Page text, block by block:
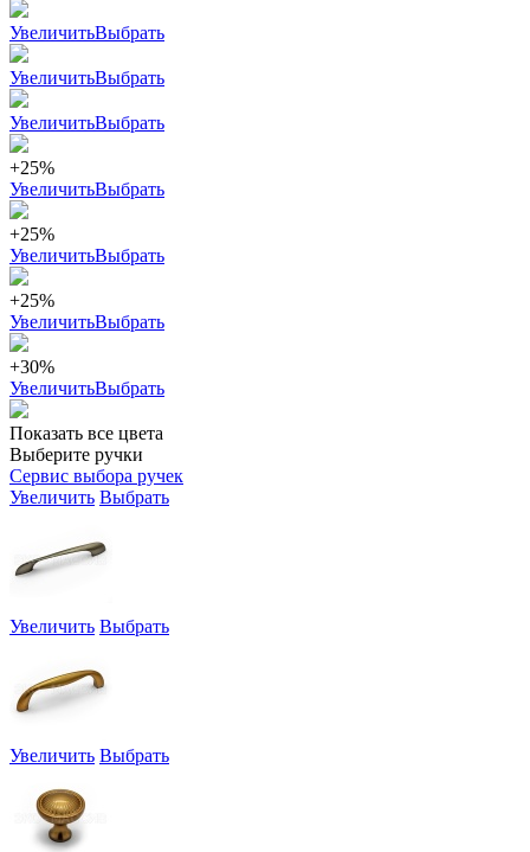
УвеличитьВыбрать
УвеличитьВыбрать
УвеличитьВыбрать
+25%
УвеличитьВыбрать
+25%
УвеличитьВыбрать
+25%
УвеличитьВыбрать
+30%
УвеличитьВыбрать
Показать все цвета
Выберите ручки
Сервис выбора ручек
Увеличить Выбрать
Увеличить Выбрать
Увеличить Выбрать